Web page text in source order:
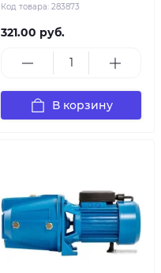
Код товара: 283873
321.00 руб.
В корзину